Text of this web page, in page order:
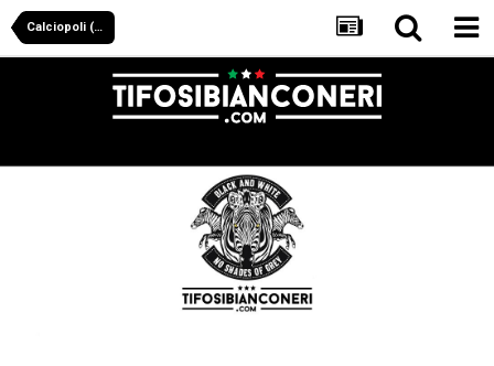
Calciopoli (Farsopoli)